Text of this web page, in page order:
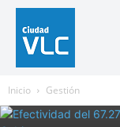
Inicio Gestión